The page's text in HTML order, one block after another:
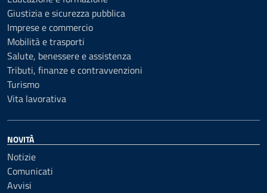
Giustizia e sicurezza pubblica
Imprese e commercio
Mobilità e trasporti
Salute, benessere e assistenza
Tributi, finanze e contravvenzioni
Turismo
Vita lavorativa
NOVITÀ
Notizie
Comunicati
Avvisi